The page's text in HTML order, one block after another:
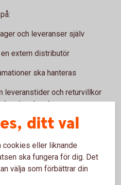
och leveranser själv
extern distributör
ska hanteras
leveranstider och returvillkor
kundupplevelse.
och regler
flera regelverk som är viktiga att
gäller särskilda regler kring
ångerrätt vid distansköp.
att se över hur
ditt val
cookies eller liknande
ska fungera för dig. Det
välja som förbättrar din